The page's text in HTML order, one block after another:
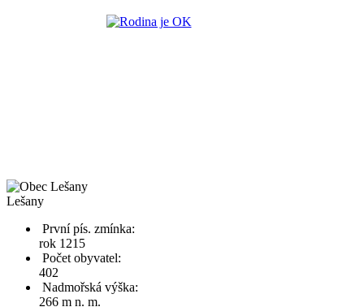
Lešany
První pís. zmínka:
rok 1215
Počet obyvatel:
402
Nadmořská výška:
266 m n. m.